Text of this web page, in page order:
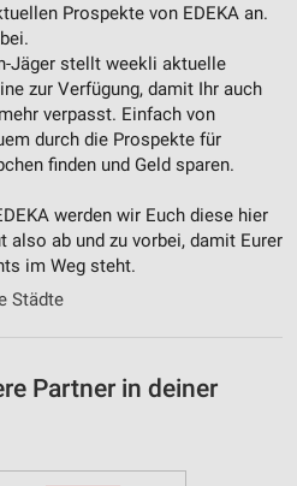
Prospekte von EDEKA an.
Jäger stellt weekli aktuelle
zur Verfügung, damit Ihr auch
verpasst. Einfach von
durch die Prospekte für
finden und Geld sparen.
werden wir Euch diese hier
also ab und zu vorbei, damit Eurer
im Weg steht.
Städte
Partner in deiner